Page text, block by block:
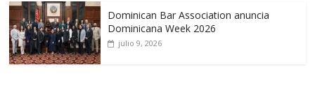
Dominican Bar Association anuncia
Dominicana Week 2026
julio 9, 2026